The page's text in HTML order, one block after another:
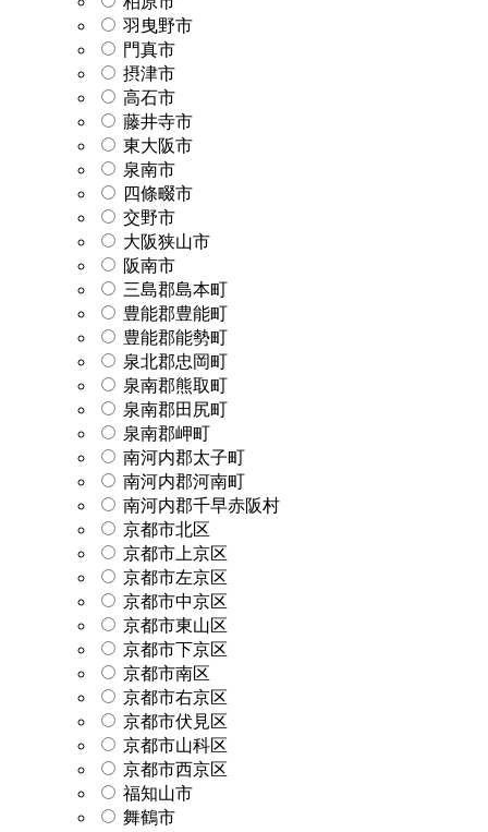
羽曳野市
門真市
摂津市
高石市
藤井寺市
東大阪市
泉南市
四條畷市
交野市
大阪狭山市
阪南市
三島郡島本町
豊能郡豊能町
豊能郡能勢町
泉北郡忠岡町
泉南郡熊取町
泉南郡田尻町
泉南郡岬町
南河内郡太子町
南河内郡河南町
南河内郡千早赤阪村
京都市北区
京都市上京区
京都市左京区
京都市中京区
京都市東山区
京都市下京区
京都市南区
京都市右京区
京都市伏見区
京都市山科区
京都市西京区
福知山市
舞鶴市